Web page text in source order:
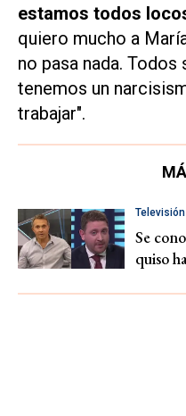
estamos todos
quiero mucho a
no pasa nada.
tenemos un
trabajar".
Televisión
Se
quiso